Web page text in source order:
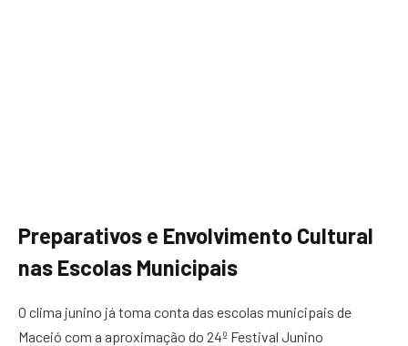
Preparativos e Envolvimento Cultural
nas Escolas Municipais
O clima junino já toma conta das escolas municipais de
Maceió com a aproximação do 24º Festival Junino